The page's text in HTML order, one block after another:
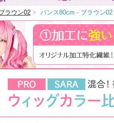
ラウン02 > バンス80cm - ブラウン02